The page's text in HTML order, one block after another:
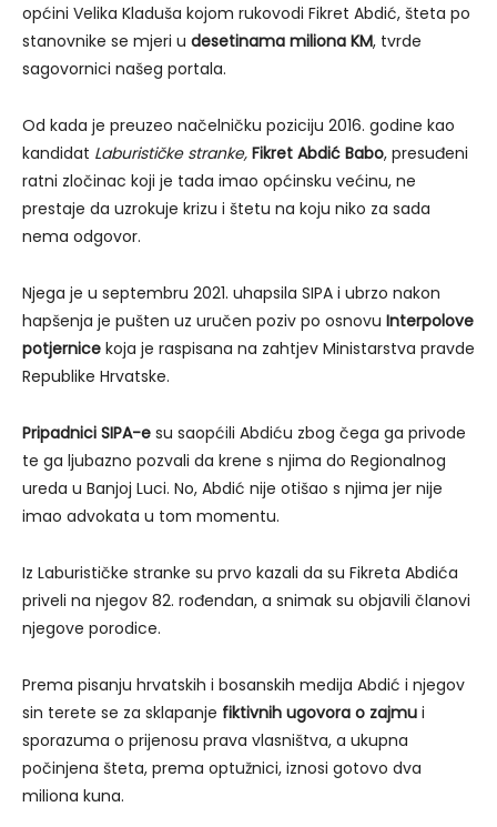
općini Velika Kladuša kojom rukovodi Fikret Abdić, šteta po
stanovnike se mjeri u desetinama miliona KM, tvrde
sagovornici našeg portala.
Od kada je preuzeo načelničku poziciju 2016. godine kao
kandidat Laburističke stranke, Fikret Abdić Babo, presuđeni
ratni zločinac koji je tada imao općinsku većinu, ne
prestaje da uzrokuje krizu i štetu na koju niko za sada
nema odgovor.
Njega je u septembru 2021. uhapsila SIPA i ubrzo nakon
hapšenja je pušten uz uručen poziv po osnovu Interpolove
potjernice koja je raspisana na zahtjev Ministarstva pravde
Republike Hrvatske.
Pripadnici SIPA-e su saopćili Abdiću zbog čega ga privode
te ga ljubazno pozvali da krene s njima do Regionalnog
ureda u Banjoj Luci. No, Abdić nije otišao s njima jer nije
imao advokata u tom momentu.
Iz Laburističke stranke su prvo kazali da su Fikreta Abdića
priveli na njegov 82. rođendan, a snimak su objavili članovi
njegove porodice.
Prema pisanju hrvatskih i bosanskih medija Abdić i njegov
sin terete se za sklapanje fiktivnih ugovora o zajmu i
sporazuma o prijenosu prava vlasništva, a ukupna
počinjena šteta, prema optužnici, iznosi gotovo dva
miliona kuna.